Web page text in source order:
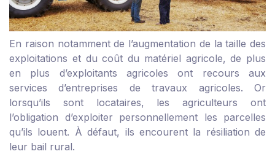
En raison notamment de l’augmentation de la taille des
exploitations et du coût du matériel agricole, de plus
en plus d’exploitants agricoles ont recours aux
services d’entreprises de travaux agricoles. Or
lorsqu’ils sont locataires, les agriculteurs ont
l’obligation d’exploiter personnellement les parcelles
qu’ils louent. À défaut, ils encourent la résiliation de
leur bail rural.